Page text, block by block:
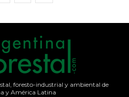
foresto-industrial y ambiental de
y América Latina